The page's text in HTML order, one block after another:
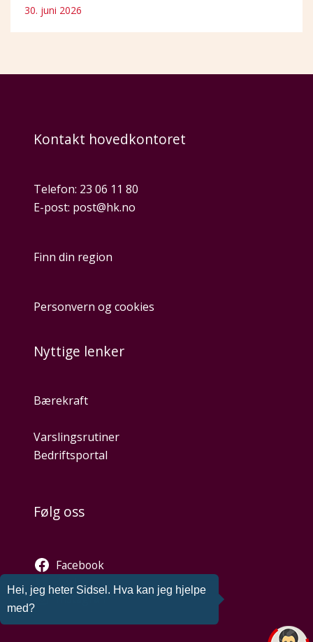
30. juni 2026
Kontakt hovedkontoret
Telefon: 23 06 11 80
E-post: post@hk.no
Finn din region
Personvern og cookies
Nyttige lenker
Bærekraft
Varslingsrutiner
Bedriftsportal
Følg oss
Facebook
Twitter
Instagram
Hei, jeg heter Sidsel. Hva kan jeg hjelpe
med?